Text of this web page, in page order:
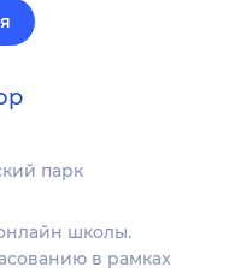
парк
школы.
в рамках